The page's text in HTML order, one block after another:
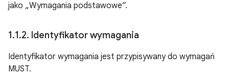
jako „Wymagania podstawowe”.
1.1.2. Identyfikator wymagania
Identyfikator wymagania jest przypisywany do wymagań
MUST.